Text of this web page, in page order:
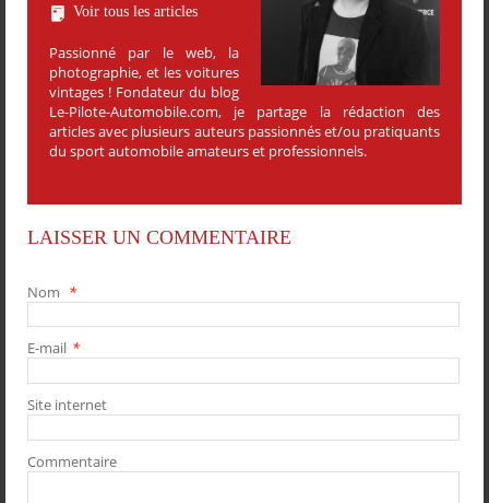
Voir tous les articles
Passionné par le web, la
photographie, et les voitures
vintages ! Fondateur du blog
Le-Pilote-Automobile.com, je partage la rédaction des
articles avec plusieurs auteurs passionnés et/ou pratiquants
du sport automobile amateurs et professionnels.
LAISSER UN COMMENTAIRE
Nom *
E-mail *
Site internet
Commentaire